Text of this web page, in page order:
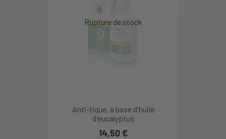
Anti-tique, à base d'huile
d'eucalyptus
14,50 €